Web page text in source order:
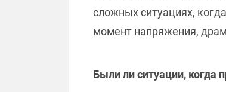
сложных ситуациях,
момент напряжения,
Были ли ситуации, когда